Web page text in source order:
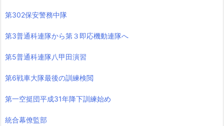
第302保安警務中隊
第3普通科連隊から第３即応機動連隊へ
第5普通科連隊八甲田演習
第6戦車大隊最後の訓練検閲
第一空挺団平成31年降下訓練始め
統合幕僚監部